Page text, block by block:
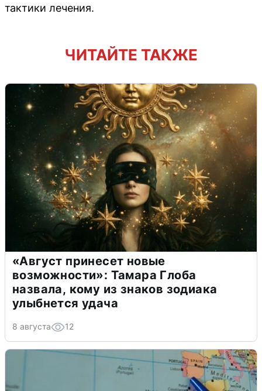
тактики лечения.
ЧИТАЙТЕ ТАКЖЕ
«Август принесет новые
возможности»: Тамара Глоба
назвала, кому из знаков зодиака
улыбнется удача
8 августа 12